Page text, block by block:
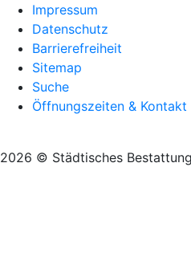
Impressum
Datenschutz
Barrierefreiheit
Sitemap
Suche
Öffnungszeiten & Kontakt
2026 © Städtisches